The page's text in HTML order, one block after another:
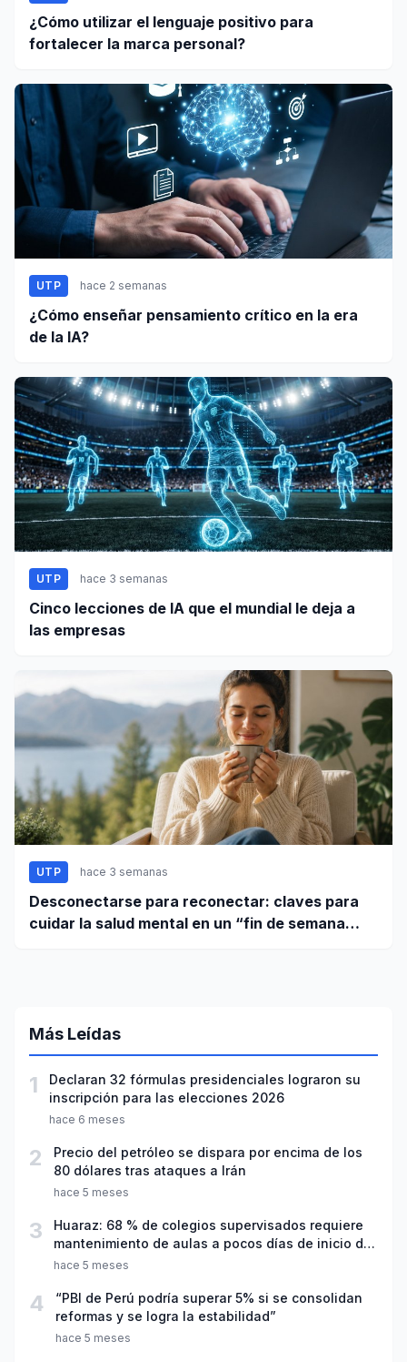
¿Cómo utilizar el lenguaje positivo para
fortalecer la marca personal?
UTP hace 2 semanas
¿Cómo enseñar pensamiento crítico en la era
de la IA?
UTP hace 3 semanas
Cinco lecciones de IA que el mundial le deja a
las empresas
UTP hace 3 semanas
Desconectarse para reconectar: claves para
cuidar la salud mental en un “fin de semana
Más Leídas
1
Declaran 32 fórmulas presidenciales lograron su
inscripción para las elecciones 2026
hace 6 meses
2
Precio del petróleo se dispara por encima de los
80 dólares tras ataques a Irán
hace 5 meses
3
Huaraz: 68 % de colegios supervisados requiere
mantenimiento de aulas a pocos días de inicio del
año escolar 2026
hace 5 meses
4
“PBI de Perú podría superar 5% si se consolidan
reformas y se logra la estabilidad”
hace 5 meses